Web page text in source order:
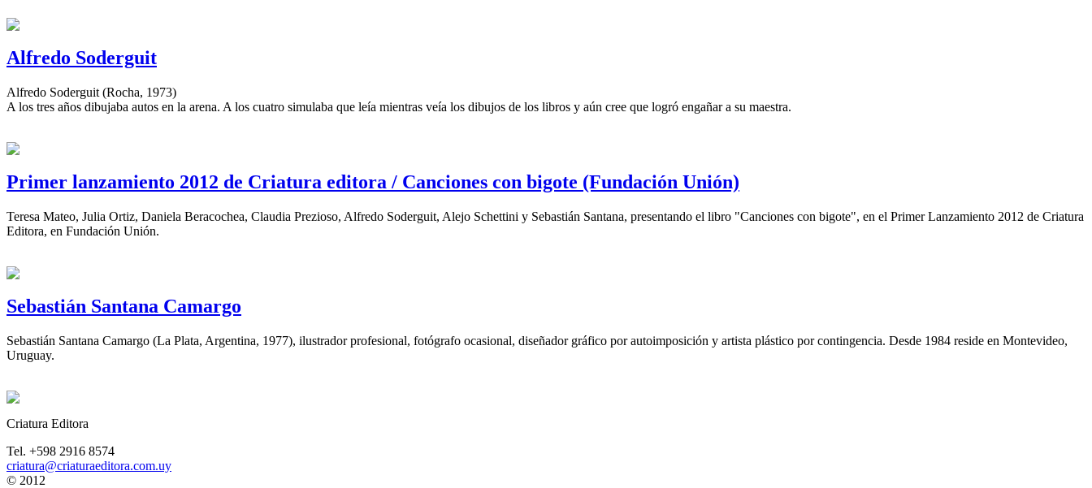
Alfredo Soderguit
Alfredo Soderguit (Rocha, 1973)
A los tres años dibujaba autos en la arena. A los cuatro simulaba que leía mientras veía los dibujos de los libros y aún cree que logró engañar a su maestra.
Primer lanzamiento 2012 de Criatura editora / Canciones con bigote (Fundación Unión)
Teresa Mateo, Julia Ortiz, Daniela Beracochea, Claudia Prezioso, Alfredo Soderguit, Alejo Schettini y Sebastián Santana, presentando el libro "Canciones con bigote", en el Primer Lanzamiento 2012 de Criatura
Editora, en Fundación Unión.
Sebastián Santana Camargo
Sebastián Santana Camargo (La Plata, Argentina, 1977), ilustrador profesional, fotógrafo ocasional, diseñador gráfico por autoimposición y artista plástico por contingencia. Desde 1984 reside en Montevideo,
Uruguay.
Criatura Editora
Tel. +598 2916 8574
criatura@criaturaeditora.com.uy
© 2012